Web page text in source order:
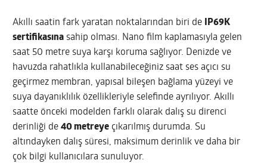
Akıllı saatin fark yaratan noktalarından biri de
IP69K
sertifikasına sahip olması. Nano film kaplamasıyla gelen
saat 50 metre suya karşı koruma sağlıyor. Denizde ve
havuzda rahatlıkla kullanabileceğiniz saat ses açıcı su
geçirmez membran, yapısal bileşen bağlama yüzeyi ve
suya dayanıklılık özellikleriyle selefinde ayrılıyor. Akıllı
saatte önceki modelden farklı olarak dalış su direnci
derinliği de40 metreye çıkarılmış durumda. Su
altındayken dalış süresi, maksimum derinlik ve daha bir
çok bilgi kullanıcılara sunuluyor.